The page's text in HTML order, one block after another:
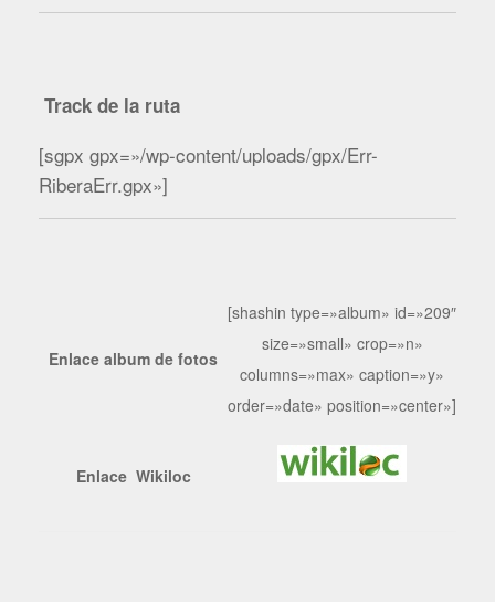
Track de la ruta
[sgpx gpx=»/wp-content/uploads/gpx/Err-
RiberaErr.gpx»]
Enlace album de fotos
[shashin type=»album» id=»209″
size=»small» crop=»n»
columns=»max» caption=»y»
order=»date» position=»center»]
Enlace Wikiloc